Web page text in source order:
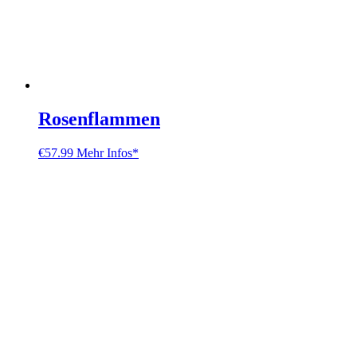
Rosenflammen
€57.99 Mehr Infos*